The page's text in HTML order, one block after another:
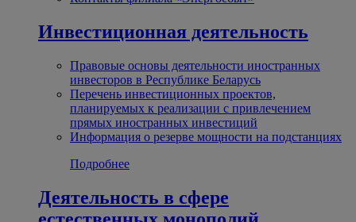
Инвестиционная деятельность
Правовые основы деятельности иностранных
инвесторов в Республике Беларусь
Перечень инвестиционных проектов,
планируемых к реализации с привлечением
прямых иностранных инвестиций
Информация о резерве мощности на подстанциях
Подробнее
Деятельность в сфере